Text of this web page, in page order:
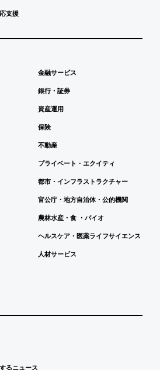
支援
金融サービス
銀行・証券
資産運用
保険
不動産
プライベート・エクイティ
都市・インフラストラクチャー
官公庁・地方自治体・公的機関
農林水産・食 ・バイオ
ヘルスケア・医薬ライフサイエンス
人材サービス
るニュース